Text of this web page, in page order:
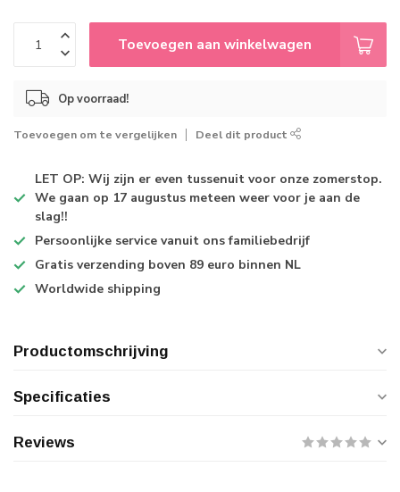
Toevoegen aan winkelwagen
Op voorraad!
Toevoegen om te vergelijken Deel dit product
LET OP: Wij zijn er even tussenuit voor onze zomerstop.
We gaan op 17 augustus meteen weer voor je aan de
slag!!
Persoonlijke service vanuit ons familiebedrijf
Gratis verzending boven 89 euro binnen NL
Worldwide shipping
Productomschrijving
Specificaties
Reviews